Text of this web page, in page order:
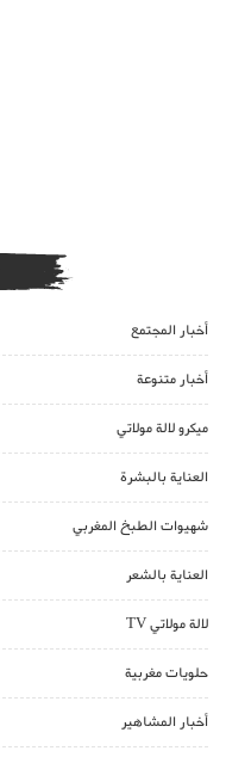
أخبار المجتمع
أخبار متنوعة
ميكرو لالة مولاتي
العناية بالبشرة
شهيوات الطبخ المغربي
العناية بالشعر
لالة مولاتي TV
حلويات مغربية
أخبار المشاهير